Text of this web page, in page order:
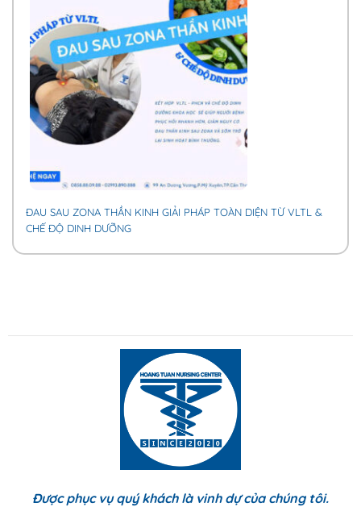
ĐAU SAU ZONA THẦN KINH GIẢI PHÁP TOÀN DIỆN TỪ VLTL &
CHẾ ĐỘ DINH DƯỠNG
Được phục vụ quý khách là vinh dự của chúng tôi.